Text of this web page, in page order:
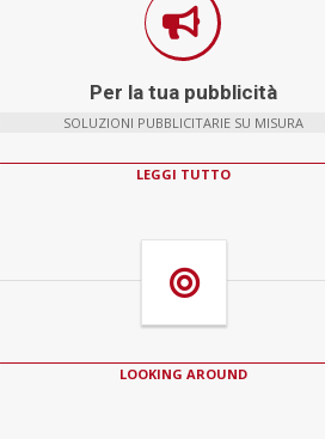
Per la tua pubblicità
SOLUZIONI PUBBLICITARIE SU MISURA
LEGGI TUTTO
LOOKING AROUND